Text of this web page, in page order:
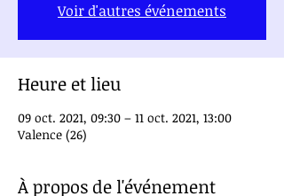
Voir d'autres événements
Heure et lieu
09 oct. 2021, 09:30 – 11 oct. 2021, 13:00
Valence (26)
À propos de l'événement